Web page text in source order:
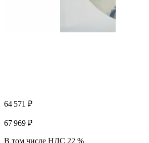
64 571 ₽
67 969 ₽
В том числе НДС 22 %